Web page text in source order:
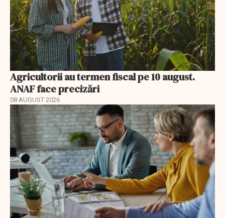
Agricultorii au termen fiscal pe 10 august.
ANAF face precizări
08 AUGUST 2026